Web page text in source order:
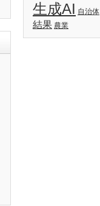
生成AI 自治体
結果 農業